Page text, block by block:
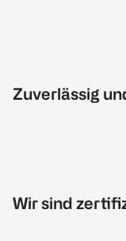
Zuverlässig
Wir sind